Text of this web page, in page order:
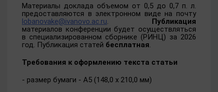
Материалы доклада объемом от 0,5 до 0,7 п. л.
предоставляются в электронном виде на почту
lobanovake@ivanovo.ac.ru
Публикация
материалов конференции будет осуществляться
в специализированном сборнике (РИНЦ) за 2026
год. Публикация статей бесплатная
Требования к оформлению текста статьи
- размер бумаги - А5 (148,0 х 210,0 мм)